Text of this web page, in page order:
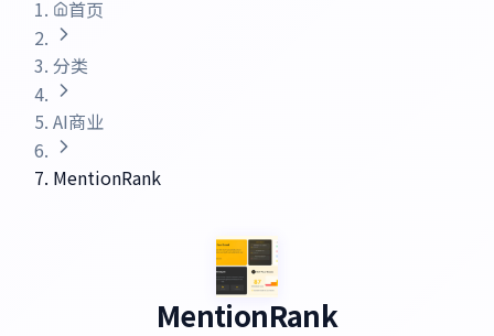
首页
分类
AI商业
MentionRank
MentionRank